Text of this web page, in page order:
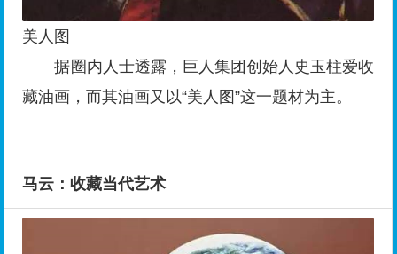
美人图
据圈内人士透露，巨人集团创始人史玉柱爱收
藏油画，而其油画又以“美人图”这一题材为主。
马云：收藏当代艺术